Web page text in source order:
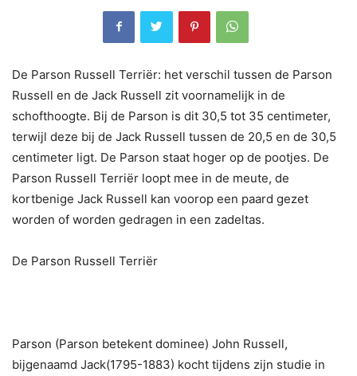
De Parson Russell Terriër: het verschil tussen de Parson
Russell en de Jack Russell zit voornamelijk in de
schofthoogte. Bij de Parson is dit 30,5 tot 35 centimeter,
terwijl deze bij de Jack Russell tussen de 20,5 en de 30,5
centimeter ligt. De Parson staat hoger op de pootjes. De
Parson Russell Terriër loopt mee in de meute, de
kortbenige Jack Russell kan voorop een paard gezet
worden of worden gedragen in een zadeltas.
De Parson Russell Terriër
Parson (Parson betekent dominee) John Russell,
bijgenaamd Jack(1795-1883) kocht tijdens zijn studie in